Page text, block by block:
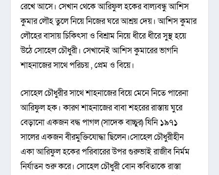
রেখে আসে। সেখান থেকে আরিফুল হকের বাল্যবন্ধু আশিস
কুমার লৌহ তুলে নিয়ে নিজের ঘরে আশ্রয় দেয়। আশিস কুমার
লৌহের বাসায় চিকিৎসা ও বিশ্রাম নিয়ে ধীরে ধীরে সুস্থ হয়ে
উঠে সোহেল চৌধুরী। সেখানেই আশিস কুমারের ভাগনি
শাহনাজের সাথে পরিচয় , প্রেম ও বিয়ে।
সোহেল চৌধুরীর সাথে শাহনাজের বিয়ে মেনে নিতে পারেনা
আরিফুল হক। কারণ শাহনাজের বাবা শহরের রাস্তায় ঘুরে
বেড়ানো একজন বদ্ধ পাগল (সাদেক বাচ্চুর) যিনি ১৯৭১
সালের একজন বীরমুক্তিযোদ্ধা ছিলেন।সোহেল চৌধুরীহীন
একা আরিফুল হকের পরিবারের উপর গুরুভাই রাজীব নির্মম
নির্যাতন শুরু করে। সোহেল চৌধুরী বোন কবিতাকে রাস্তা